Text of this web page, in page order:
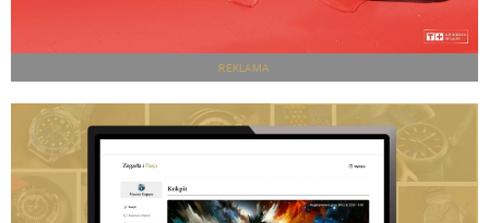
REKLAMA